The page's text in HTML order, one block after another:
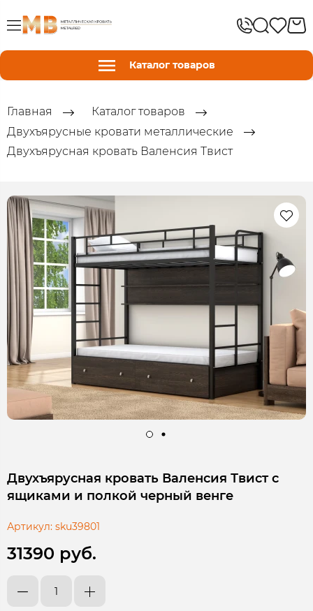
Каталог товаров
Главная
Каталог товаров
Двухъярусные кровати металлические
Двухъярусная кровать Валенсия Твист
Двухъярусная кровать Валенсия Твист с
ящиками и полкой черный венге
Артикул: sku39801
31390 руб.